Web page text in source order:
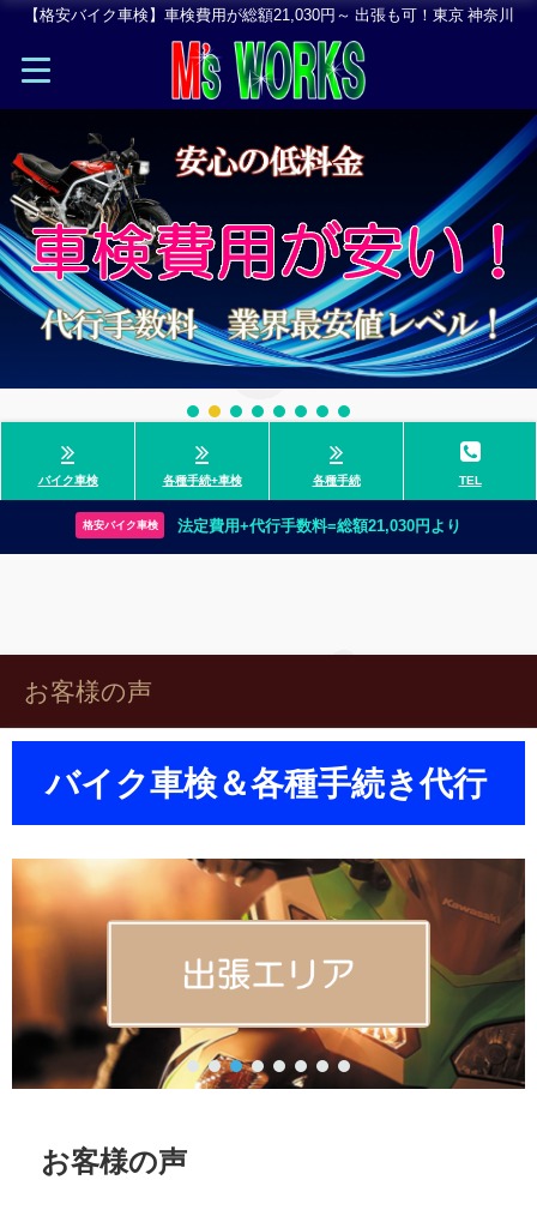
【格安バイク車検】車検費用が総額21,030円～ 出張も可！東京 神奈川
バイク車検 各種手続+車検 各種手続 TEL
格安バイク車検 法定費用+代行手数料=総額21,030円より
お客様の声
バイク車検＆各種手続き代行
お客様の声